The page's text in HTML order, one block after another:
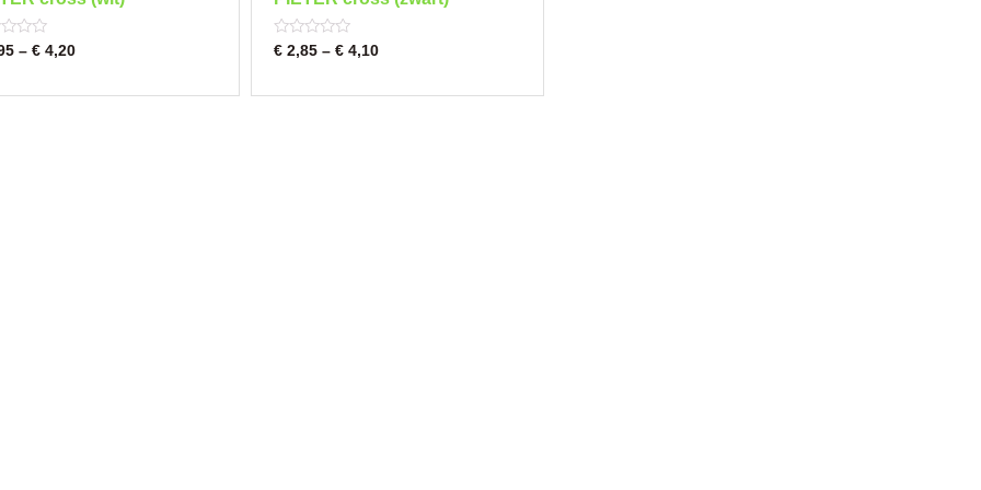
– €4,20
Rated
€ 2,85 – € 4,10